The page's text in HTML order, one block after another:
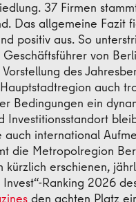
37 Firmen
Das allgemeine Fazit
positiv aus. So
von
des
auch
Bedingungen ein
Investitionsstandort
auch international
die Metropolregion
kürzlich erschienen,
Ranking 2026
den achten Platz